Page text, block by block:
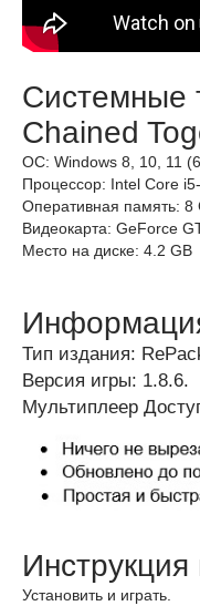
Системные
Chained
ОС: Windows 8, 10, 11
Процессор: Intel Core
Оперативная память:
Видеокарта: GeForce
Место на диске: 4.2 GB
Тип издания:
Версия игры: 1.8.6.
Мультиплеер
Инструкция
Установить и играть.